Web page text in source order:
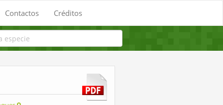
Contactos Créditos